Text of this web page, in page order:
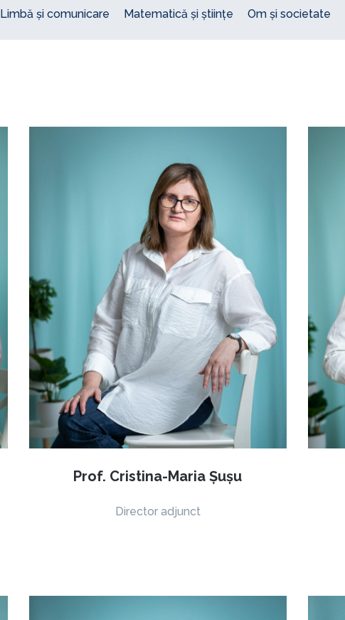
Limbă și comunicare Matematică și științe Om și societate
Prof. Cristina-Maria Șușu
Director adjunct